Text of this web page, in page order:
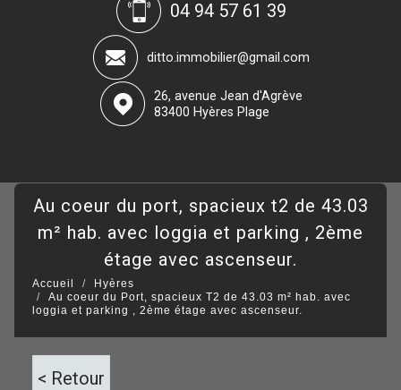
04 94 57 61 39
ditto.immobilier@gmail.com
26, avenue Jean d'Agrève
83400 Hyères Plage
au coeur du port, spacieux t2 de 43.03
m² hab. avec loggia et parking , 2ème
étage avec ascenseur.
Accueil
Hyères
Au coeur du Port, spacieux T2 de 43.03 m² hab. avec
loggia et parking , 2ème étage avec ascenseur.
< Retour